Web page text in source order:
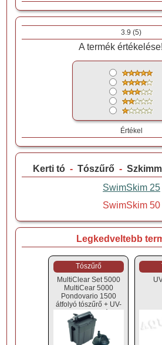
3.9 (5)
A termék
Értékel
Kerti tó -Tószűrő -
SwimSkim 25
SwimSkim 50
Legkedveltebb
Tószűrő
MultiClear Set 5000
MultiCear 5000
Pondovario 1500
átfolyó tószűrő + UV-
C + szivattyú